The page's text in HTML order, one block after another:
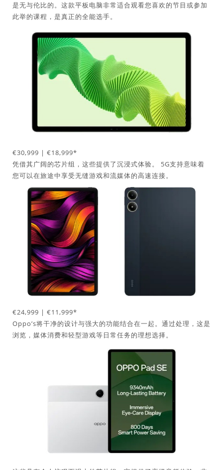
是无与伦比的。这款平板电脑非常适合观看您喜欢的节目或参加
此举的课程，是真正的全能选手。
€30,999 | €18,999*
凭借其广阔的芯片组，这些提供了沉浸式体验。 5G支持意味着
您可以在旅途中享受无缝游戏和流媒体的高速连接。
€24,999 | €11,999*
Oppo’s将干净的设计与强大的功能结合在一起。通过处理，这是
浏览，媒体消费和轻型游戏等日常任务的理想选择。